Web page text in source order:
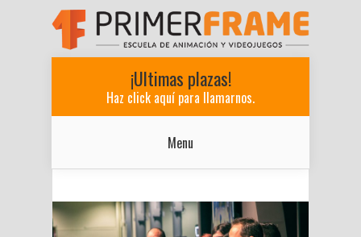
¡Ultimas plazas!
Haz click aquí para llamarnos.
Menu